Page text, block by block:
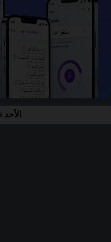
الأحد 26 صفر